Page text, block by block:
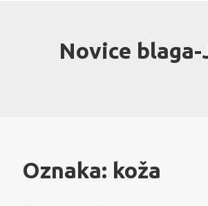
Novice blaga-
Oznaka: koža